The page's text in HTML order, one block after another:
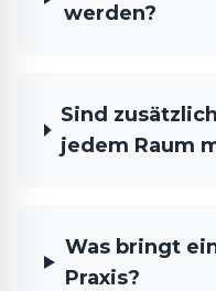
werden?
Sind
jedem Raum
Was bringt
Praxis?